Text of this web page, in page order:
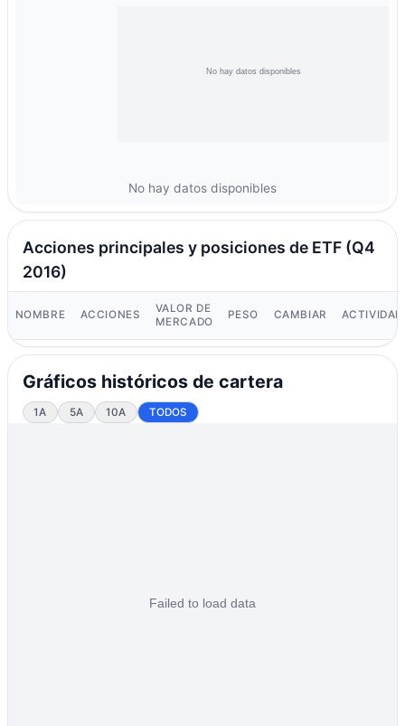
No hay datos disponibles
Acciones principales y posiciones de ETF (Q4
2016)
NOMBRE ACCIONES
VALOR DE
MERCADO
PESO CAMBIAR ACTIVIDAD
Gráficos históricos de cartera
1A 5A 10A TODOS